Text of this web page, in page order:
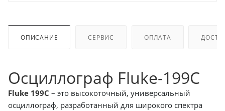
ОПИСАНИЕ СЕРВИС ОПЛАТА
Осциллограф Fluke-199С
Fluke 199C – это высокоточный, универсальный
осциллограф, разработанный для широкого спектра